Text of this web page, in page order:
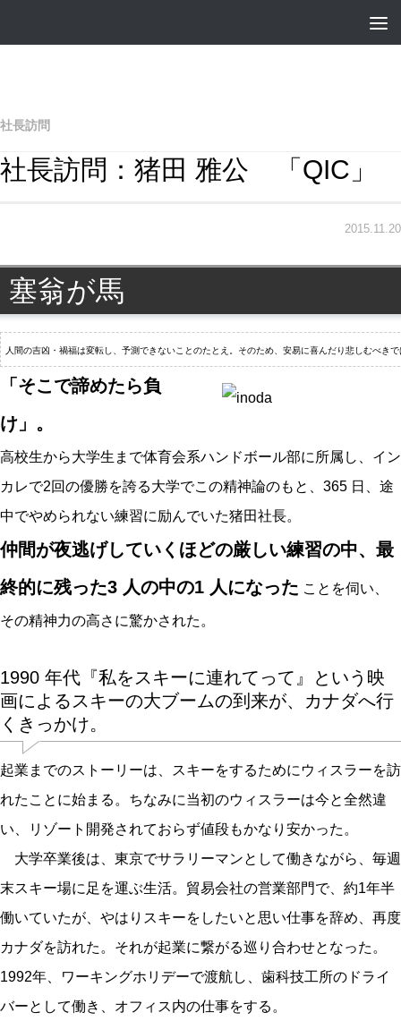
社長訪問
社長訪問：猪田 雅公 「QIC」
2015.11.20
塞翁が馬
人間の吉凶・禍福は変転し、予測できないことのたとえ。そのため、安易に喜んだり悲しむべき
「そこで諦めたら負
け」。
高校生から大学生まで体育会系ハンドボール部に所属し、イン
カレで2回の優勝を誇る大学でこの精神論のもと、365 日、途
中でやめられない練習に励んでいた猪田社長。
仲間が夜逃げしていくほどの厳しい練習の中、最
終的に残った3 人の中の1 人になった ことを伺い、
その精神力の高さに驚かされた。
1990 年代『私をスキーに連れてって』という映
画によるスキーの大ブームの到来が、カナダへ行
くきっかけ。
起業までのストーリーは、スキーをするためにウィスラーを訪
れたことに始まる。ちなみに当初のウィスラーは今と全然違
い、リゾート開発されておらず値段もかなり安かった。
大学卒業後は、東京でサラリーマンとして働きながら、毎週
末スキー場に足を運ぶ生活。貿易会社の営業部門で、約1年半
働いていたが、やはりスキーをしたいと思い仕事を辞め、再度
カナダを訪れた。それが起業に繋がる巡り合わせとなった。
1992年、ワーキングホリデーで渡航し、歯科技工所のドライ
バーとして働き、オフィス内の仕事をする。